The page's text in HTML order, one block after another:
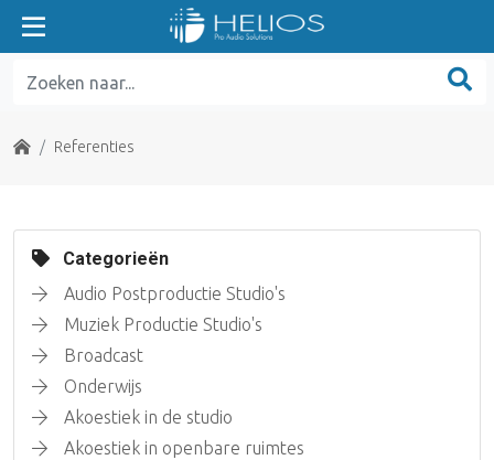
Home Referenties
Categorieën
Audio Postproductie Studio's
Muziek Productie Studio's
Broadcast
Onderwijs
Akoestiek in de studio
Akoestiek in openbare ruimtes